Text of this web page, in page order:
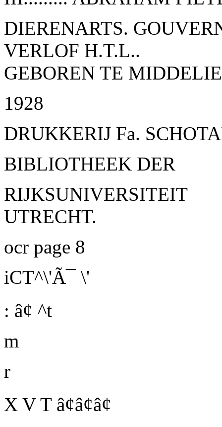
DIERENARTS.
VERLOF H.T.L..
GEBOREN TE
1928
DRUKKERIJ Fa.
BIBLIOTHEEK DER
RIJKSUNIVERSITEIT
UTRECHT.
ocr page 8
iCT^\'Ã¯ \'
: â¢ ^t
m
r
X V T â¢â¢â¢